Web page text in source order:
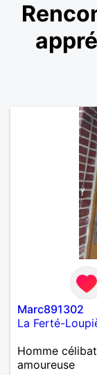
Marc891302
La Ferté-
Homme
amoureuse